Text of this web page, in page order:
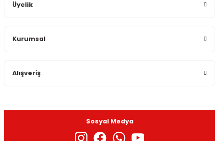
Üyelik
Kurumsal
Alışveriş
Sosyal Medya